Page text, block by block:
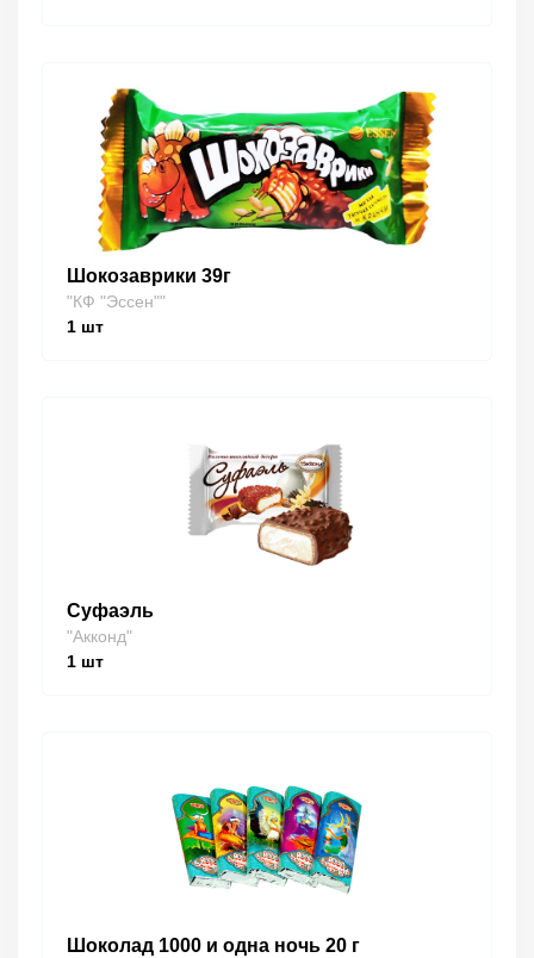
Шокозаврики 39г
"КФ "Эссен""
1 шт
Суфаэль
"Акконд"
1 шт
Шоколад 1000 и одна ночь 20 г